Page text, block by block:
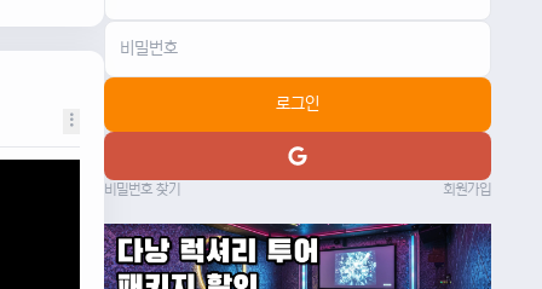
로그인
비밀번호 찾기 회원가입